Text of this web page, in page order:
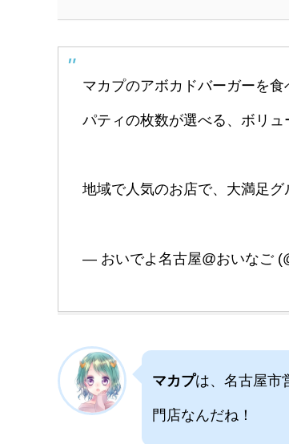
マカプのアボカドバーガーを食
パティの枚数が選べる、ボリュ
地域で人気のお店で、大満足グ
— おいでよ名古屋@おいなご
マカプは、名古屋市
門店なんだね！